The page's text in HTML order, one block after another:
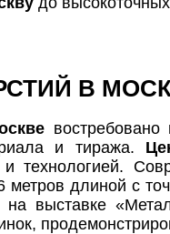
В
востребовано
и тиража.
технологией.
метров длиной с
выставке